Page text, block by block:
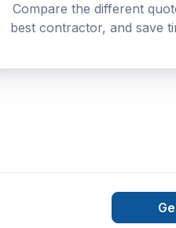
Compare the different
best contractor, and save